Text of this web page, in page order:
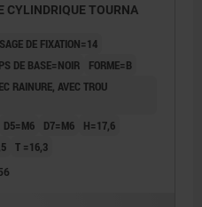
CYLINDRIQUE TOURNA
DE FIXATION=14
DE BASE=NOIR
FORME=B
RAINURE, AVEC TROU
D5=M6 D7=M6
H=17,6
T =16,3